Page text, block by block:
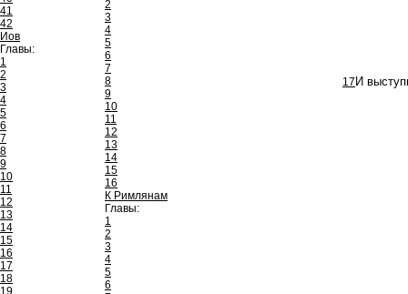
41
42
Иов
Главы:
1
2
3
4
5
6
7
8
9
10
11
12
13
14
15
16
17
18
19
2
3
4
5
6
7
8
9
10
11
12
13
14
15
16
К Римлянам
Главы:
1
2
3
4
5
6
17 И